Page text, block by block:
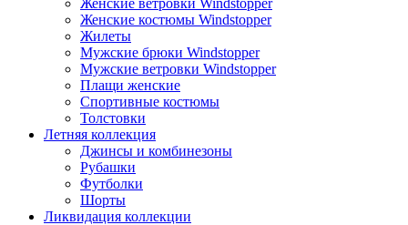
Женские костюмы Windstopper
Жилеты
Мужские брюки Windstopper
Мужские ветровки Windstopper
Плащи женские
Спортивные костюмы
Толстовки
Летняя коллекция
Джинсы и комбинезоны
Рубашки
Футболки
Шорты
Ликвидация коллекции